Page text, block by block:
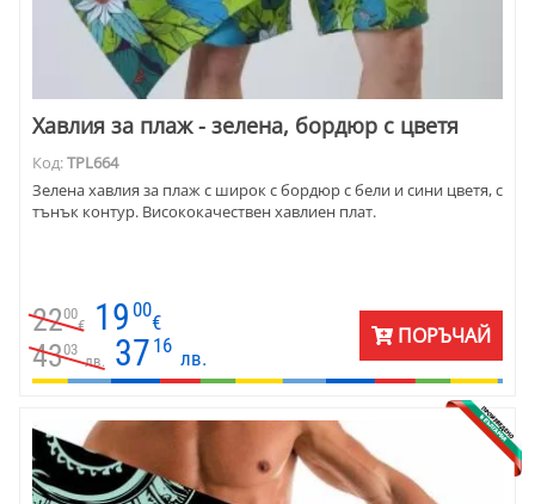
Хавлия за плаж - зелена, бордюр с цветя
Код:TPL664
Зелена хавлия за плаж с широк с бордюр с бели и сини цветя, с
тънък контур. Висококачествен хавлиен плат.
2200
€ 19 00
€
4303
лв. 37 16
лв.
ПОРЪЧАЙ